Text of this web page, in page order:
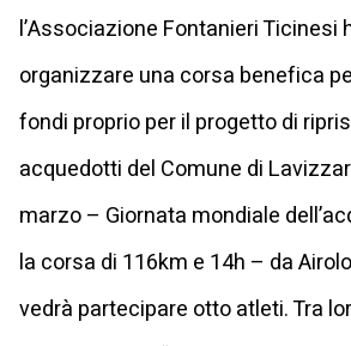
l’Associazione Fontanieri Ticinesi
organizzare una corsa benefica
fondi proprio per il progetto di
acquedotti del Comune di
marzo – Giornata mondiale
la corsa di 116km e 14h – da
vedrà partecipare otto atleti. Tra